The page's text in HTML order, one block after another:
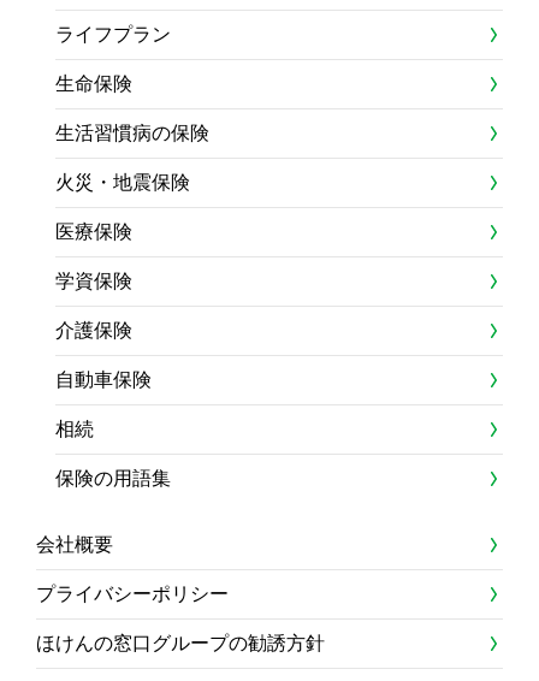
ライフプラン
生命保険
生活習慣病の保険
火災・地震保険
医療保険
学資保険
介護保険
自動車保険
相続
保険の用語集
会社概要
プライバシーポリシー
ほけんの窓口グループの勧誘方針